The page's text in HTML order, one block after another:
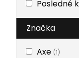
Posledné
Značka
Axe (1)